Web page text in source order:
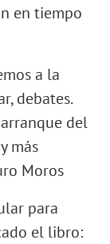
en tiempo
a la
debates.
del
más
Moros
para
el libro: